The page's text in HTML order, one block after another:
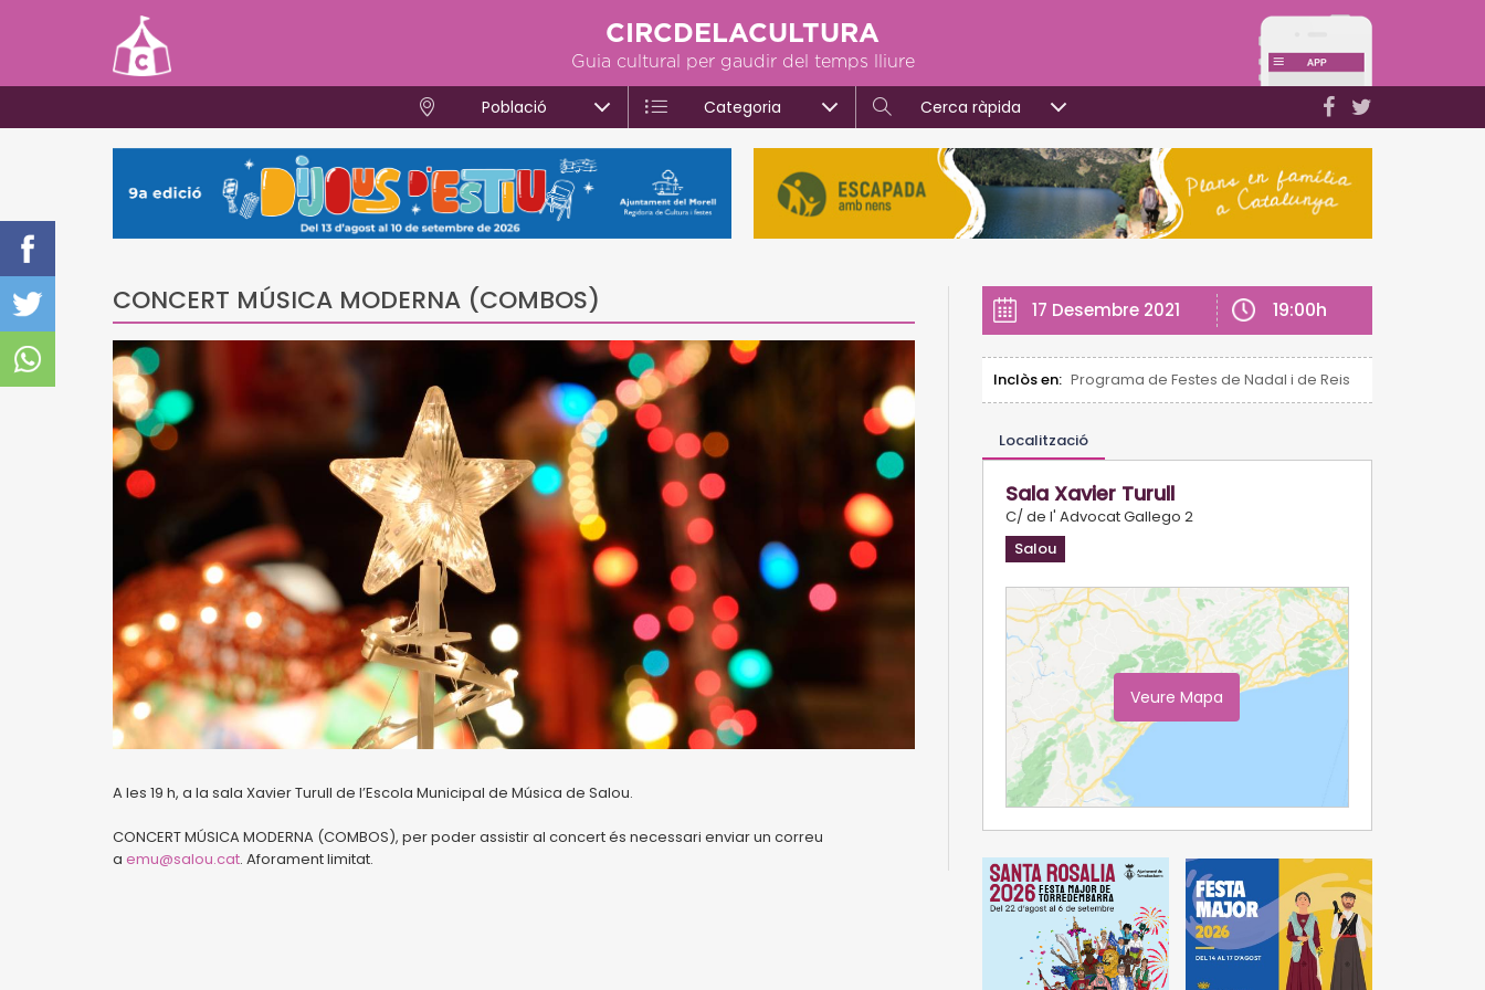
CIRCDELACULTURA
Guia cultural per gaudir del temps lliure
Població Categoria Cerca ràpida
CONCERT MÚSICA MODERNA (COMBOS)
A les 19 h, a la sala Xavier Turull de l’Escola Municipal de Música de Salou.
CONCERT MÚSICA MODERNA (COMBOS), per poder assistir al concert és necessari enviar un correu
a emu@salou.cat. Aforament limitat.
17 Desembre 2021 19:00h
Inclòs en: Programa de Festes de Nadal i de Reis (Salou)
Localització
Sala Xavier Turull
C/ de l' Advocat Gallego 2
Salou
Veure Mapa